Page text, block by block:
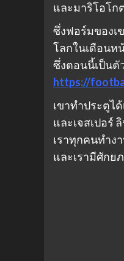
และมาริโอโก
ซึ่งฟอร์มของเ
โลกในเดือนห
ซึ่งตอนนี้เป็นตั
https://
เขาทําประตูไ
และเจสเปอร์
เราทุกคนทําง
และเรามีศักย